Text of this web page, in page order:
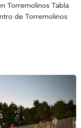
Torremolinos Tabla
de Torremolinos